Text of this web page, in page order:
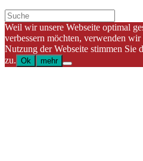
Weil wir unsere Webseite optimal
verbessern möchten, verwenden
Nutzung der Webseite stimmen Sie
zu. Ok mehr